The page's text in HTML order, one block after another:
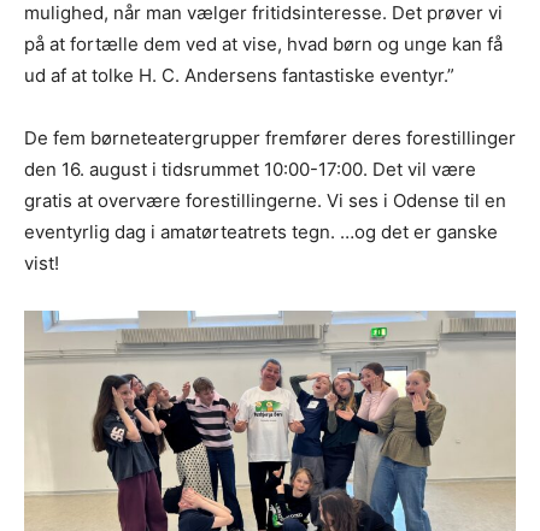
mulighed, når man vælger fritidsinteresse. Det prøver vi
på at fortælle dem ved at vise, hvad børn og unge kan få
ud af at tolke H. C. Andersens fantastiske eventyr.”
De fem børneteatergrupper fremfører deres forestillinger
den 16. august i tidsrummet 10:00-17:00. Det vil være
gratis at overvære forestillingerne. Vi ses i Odense til en
eventyrlig dag i amatørteatrets tegn. …og det er ganske
vist!